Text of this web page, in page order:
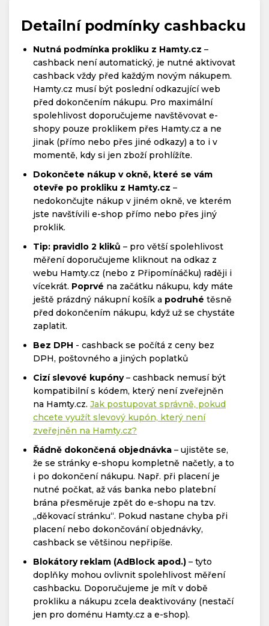
Detailní podmínky cashbacku
Nutná podmínka prokliku z Hamty.cz –
cashback není automatický, je nutné aktivovat
cashback vždy před každým novým nákupem.
Hamty.cz musí být poslední odkazující web
před dokončením nákupu. Pro maximální
spolehlivost doporučujeme navštěvovat e-
shopy pouze proklikem přes Hamty.cz a ne
jinak (přímo nebo přes jiné odkazy) a to i v
momentě, kdy si jen zboží prohlížíte.
Dokončete nákup v okně, které se vám
otevře po prokliku z Hamty.cz –
nedokončujte nákup v jiném okně, ve kterém
jste navštívili e-shop přímo nebo přes jiný
proklik.
Tip: pravidlo 2 kliků – pro větší spolehlivost
měření doporučujeme kliknout na odkaz z
webu Hamty.cz (nebo z Připomínáčku) raději i
vícekrát. Poprvé na začátku nákupu, kdy máte
ještě prázdný nákupní košík a podruhé těsně
před dokončením nákupu, když už se chystáte
zaplatit.
Bez DPH - cashback se počítá z ceny bez
DPH, poštovného a jiných poplatků
Cizí slevové kupóny– cashback nemusí být
kompatibilní s kódem, který není zveřejněn
na Hamty.cz. Jak postupovat správně, pokud
chcete využít slevový kupón, který není
zveřejněn na Hamty.cz?
Řádně dokončená objednávka – ujistěte se,
že se stránky e-shopu kompletně načetly, a to
i po dokončení nákupu. Např. při placení je
nutné počkat, až vás banka nebo platební
brána přesměruje zpět do e-shopu na tzv.
„děkovací stránku“. Pokud nastane chyba při
placení nebo dokončování objednávky,
cashback se většinou nepřipíše.
Blokátory reklam (AdBlock apod.) – tyto
doplňky mohou ovlivnit spolehlivost měření
cashbacku. Doporučujeme je mít v době
prokliku a nákupu zcela deaktivovány (nestačí
jen pro doménu Hamty.cz a e-shop).